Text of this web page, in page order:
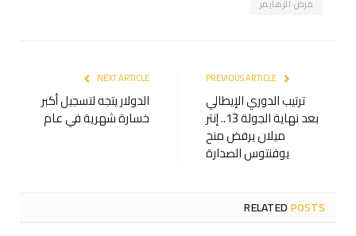
مرض الزهايمر
ترتيب الدوري الإيطالي
بعد نهاية الجولة 13.. إنتر
ميلان يرفض منح
يوفنتوس الصدارة
NEXT ARTICLE
الدولار يتجه لتسجيل أكبر
خسارة شهرية في عام
RELATEDPOSTS